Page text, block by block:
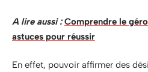
A lire aussi : Comprendre le
astuces pour réussir
En effet, pouvoir affirmer des